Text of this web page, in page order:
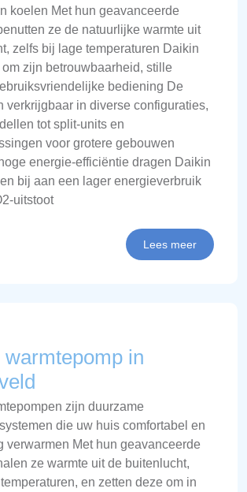
koelen Met hun geavanceerde
ze de natuurlijke warmte uit
zelfs bij lage temperaturen Daikin
zijn betrouwbaarheid, stille
bediening De
verkrijgbaar in diverse configuraties,
tot split-units en
voor grotere gebouwen
energie-efficiëntie dragen Daikin
bij aan een lager energieverbruik
uitstoot
Lees meer
warmtepomp in
zijn duurzame
die uw huis comfortabel en
verwarmen Met hun geavanceerde
ze warmte uit de buitenlucht,
en zetten deze om in